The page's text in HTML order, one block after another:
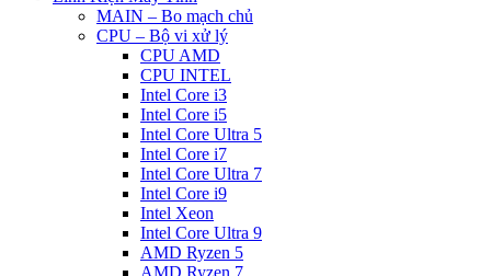
MAIN – Bo mạch chủ
CPU – Bộ vi xử lý
CPU AMD
CPU INTEL
Intel Core i3
Intel Core i5
Intel Core Ultra 5
Intel Core i7
Intel Core Ultra 7
Intel Core i9
Intel Xeon
Intel Core Ultra 9
AMD Ryzen 5
AMD Ryzen 7